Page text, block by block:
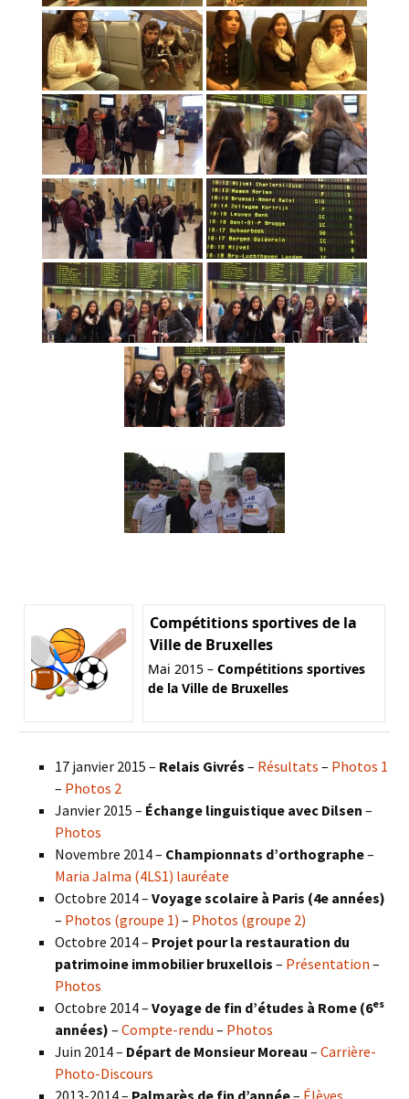
Compétitions sportives de la
Ville de Bruxelles
Mai 2015 – Compétitions sportives
de la Ville de Bruxelles
17 janvier 2015 – Relais Givrés – Résultats – Photos 1
– Photos 2
Janvier 2015 – Échange linguistique avec Dilsen –
Photos
Novembre 2014 – Championnats d’orthographe–
Maria Jalma (4LS1) lauréate
Octobre 2014 – Voyage scolaire à Paris (4e années)
– Photos (groupe 1) – Photos (groupe 2)
Octobre 2014 – Projet pour la restauration du
patrimoine immobilier bruxellois – Présentation –
Photos
Octobre 2014 – Voyage de fin d’études à Rome (6es
années) – Compte-rendu – Photos
Juin 2014 – Départ de Monsieur Moreau – Carrière-
Photo-Discours